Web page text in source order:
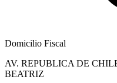
Domicilio Fiscal
AV. REPUBLICA DE
BEATRIZ